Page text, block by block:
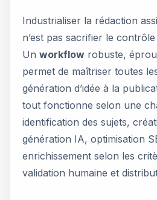
Industrialiser la rédaction
n’est pas sacrifier le
Un workflow robuste,
permet de maîtriser toutes
génération d’idée à la
tout fonctionne selon une
identification des sujets,
génération IA, optimisation
enrichissement selon les
validation humaine et